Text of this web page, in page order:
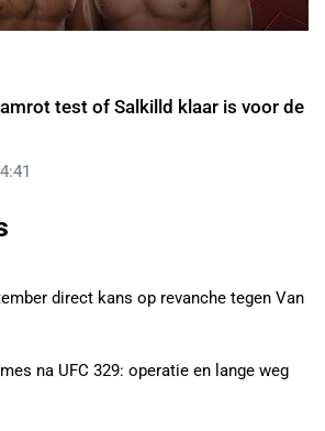
test of Salkilld klaar is voor de
direct kans op revanche tegen Van
na UFC 329: operatie en lange weg